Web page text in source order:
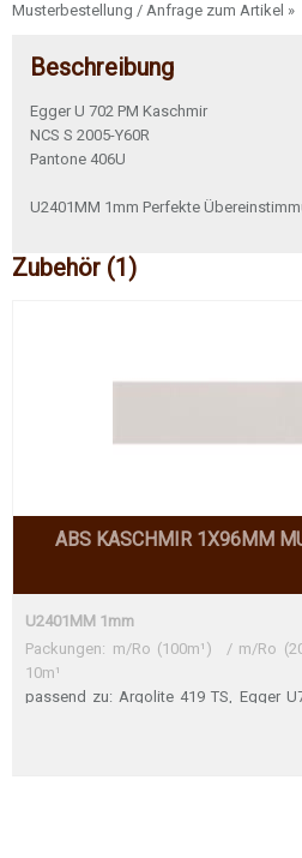
Zubehör (1)
ABS KASCHMIR 1X96MM
U2401MM 1mm
Packungen: m/Ro (100m¹) / m/Ro
10m¹
passend zu: Argolite 419 TS, Egger
Musterbestellung / Anfrage zum Artikel »
Beschreibung
Egger U 702 PM Kaschmir
NCS S 2005-Y60R
Pantone 406U
U2401MM 1mm Perfekte